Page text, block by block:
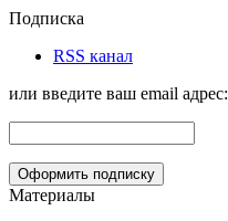
Подписка
RSS канал
или введите ваш email адрес:
Материалы